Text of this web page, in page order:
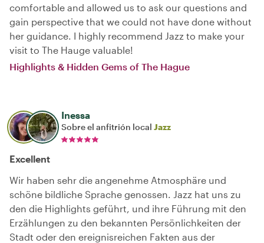
comfortable and allowed us to ask our questions and
gain perspective that we could not have done without
her guidance. I highly recommend Jazz to make your
visit to The Hauge valuable!
Highlights & Hidden Gems of The Hague
Inessa
Sobre el anfitrión local Jazz
Excellent
Wir haben sehr die angenehme Atmosphäre und
schöne bildliche Sprache genossen. Jazz hat uns zu
den die Highlights geführt, und ihre Führung mit den
Erzählungen zu den bekannten Persönlichkeiten der
Stadt oder den ereignisreichen Fakten aus der